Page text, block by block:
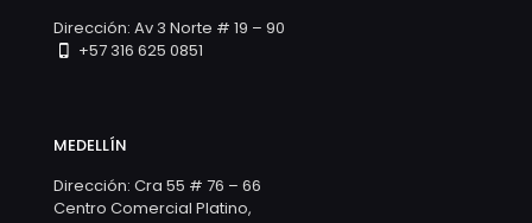
Dirección: Av 3 Norte # 19 – 90
+57 316 625 0851
MEDELLÍN
Dirección: Cra 55 # 76 – 66
Centro Comercial Platino,